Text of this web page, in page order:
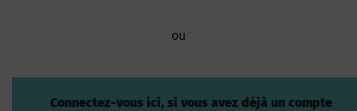
ou
Connectez-vous ici, si vous avez déjà un compte